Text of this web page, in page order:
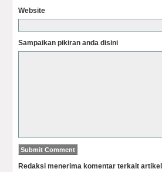
Website
Sampaikan pikiran anda disini
Redaksi menerima komentar terkait